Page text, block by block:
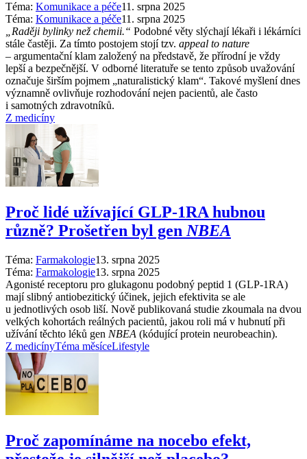
Téma: Komunikace a péče11. srpna 2025
Téma: Komunikace a péče11. srpna 2025
„Raději bylinky než chemii.“ Podobné věty slýchají lékaři i lékárníci
stále častěji. Za tímto postojem stojí tzv. appeal to nature
–⁠ argumentační klam založený na představě, že přírodní je vždy
lepší a bezpečnější. V odborné literatuře se tento způsob uvažování
označuje širším pojmem „naturalistický klam“. Takové myšlení dnes
významně ovlivňuje rozhodování nejen pacientů, ale často
i samotných zdravotníků.
Z medicíny
Proč lidé užívající GLP-1RA hubnou
různě? Prošetřen byl gen NBEA
Téma: Farmakologie13. srpna 2025
Téma: Farmakologie13. srpna 2025
Agonisté receptoru pro glukagonu podobný peptid 1 (GLP-1RA)
mají slibný antiobezitický účinek, jejich efektivita se ale
u jednotlivých osob liší. Nově publikovaná studie zkoumala na dvou
velkých kohortách reálných pacientů, jakou roli má v hubnutí při
užívání těchto léků gen NBEA (kódující protein neurobeachin).
Z medicínyTéma měsíceLifestyle
Proč zapomínáme na nocebo efekt,